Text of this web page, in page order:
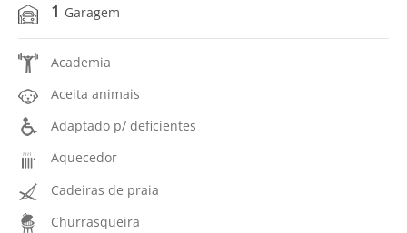
1 Garagem
Academia
Aceita animais
Adaptado p/ deficientes
Aquecedor
Cadeiras de praia
Churrasqueira